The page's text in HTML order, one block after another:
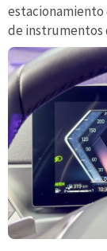
de instrumentos